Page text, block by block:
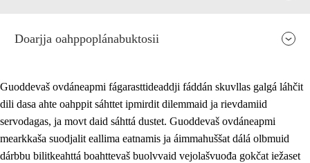
Doarjja oahppoplánabuktosii
Guoddevaš ovdáneapmi fágarasttideaddji fáddán skuvllas galgá láhčit
dili dasa ahte oahppit sáhttet ipmirdit dilemmaid ja rievdamiid
servodagas, ja movt daid sáhttá dustet. Guoddevaš ovdáneapmi
mearkkaša suodjalit eallima eatnamis ja áimmahuššat dálá olbmuid
dárbbu bilitkeahttá boahttevaš buolvvaid vejolašvuođa gokčat iežaset